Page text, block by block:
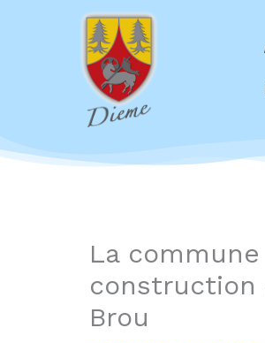
La
construction
Brou